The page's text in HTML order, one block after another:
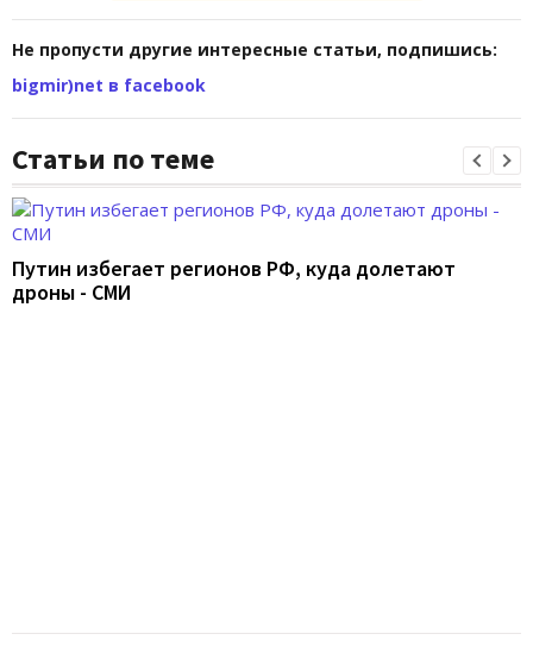
Не пропусти другие интересные статьи, подпишись:
bigmir)net в facebook
Статьи по теме
Путин избегает регионов РФ, куда долетают
дроны - СМИ